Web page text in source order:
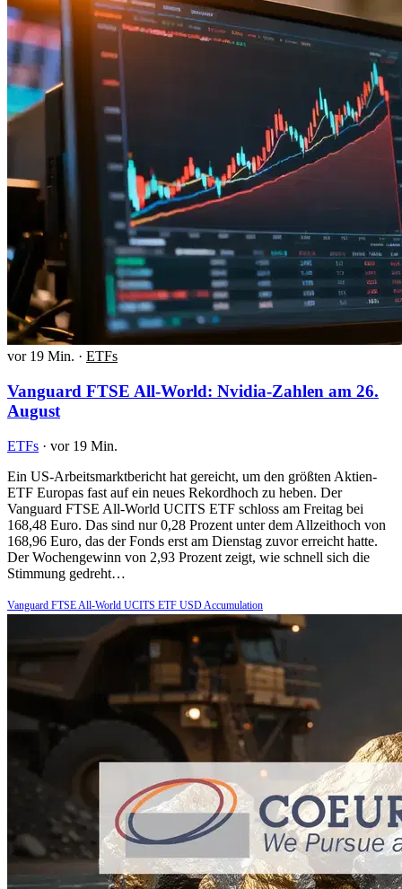
vor 19 Min. · ETFs
Vanguard FTSE All-World: Nvidia-Zahlen am 26.
August
ETFs · vor 19 Min.
Ein US-Arbeitsmarktbericht hat gereicht, um den größten Aktien-
ETF Europas fast auf ein neues Rekordhoch zu heben. Der
Vanguard FTSE All-World UCITS ETF schloss am Freitag bei
168,48 Euro. Das sind nur 0,28 Prozent unter dem Allzeithoch von
168,96 Euro, das der Fonds erst am Dienstag zuvor erreicht hatte.
Der Wochengewinn von 2,93 Prozent zeigt, wie schnell sich die
Stimmung gedreht…
Vanguard FTSE All-World UCITS ETF USD Accumulation